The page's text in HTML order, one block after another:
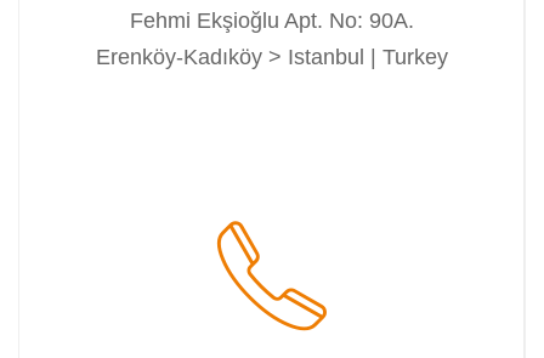
Fehmi Ekşioğlu Apt. No: 90A.
Erenköy-Kadıköy > Istanbul | Turkey